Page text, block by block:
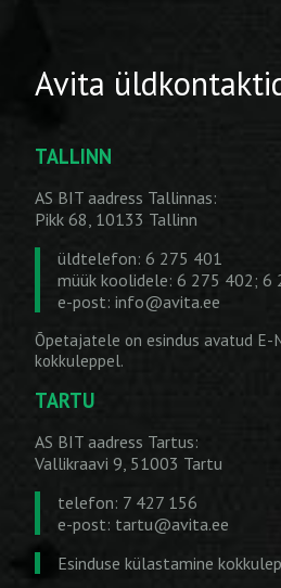
Avita
TALLINN
AS BIT aadress Tallinnas:
Pikk 68, 10133 Tallinn
üldtelefon: 6 275 401
müük koolidele: 6 275 402; 6
e-post: info@avita.ee
Õpetajatele on esindus avatud E-
kokkuleppel.
TARTU
AS BIT aadress Tartus:
Vallikraavi 9, 51003 Tartu
telefon: 7 427 156
e-post: tartu@avita.ee
Esinduse külastamine